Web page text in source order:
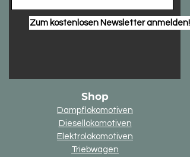
Zum kostenlosen Newsletter anmelden!
Shop
Dampflokomotiven
Diesellokomotiven
Elektrolokomotiven
Triebwagen